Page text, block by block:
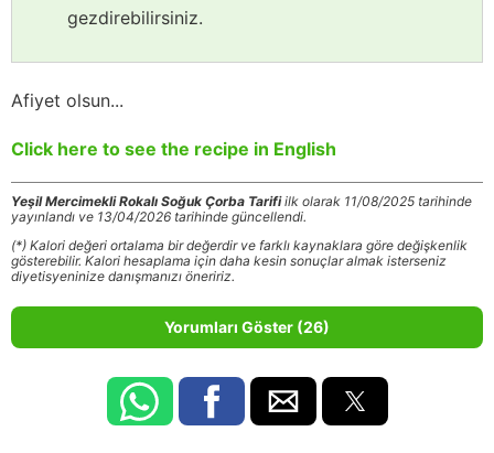
gezdirebilirsiniz.
Afiyet olsun...
Click here to see the recipe in English
Yeşil Mercimekli Rokalı Soğuk Çorba Tarifiilk olarak 11/08/2025 tarihinde
yayınlandı ve 13/04/2026 tarihinde güncellendi.
(*) Kalori değeri ortalama bir değerdir ve farklı kaynaklara göre değişkenlik
gösterebilir. Kalori hesaplama için daha kesin sonuçlar almak isterseniz
diyetisyeninize danışmanızı öneririz.
Yorumları Göster (26)